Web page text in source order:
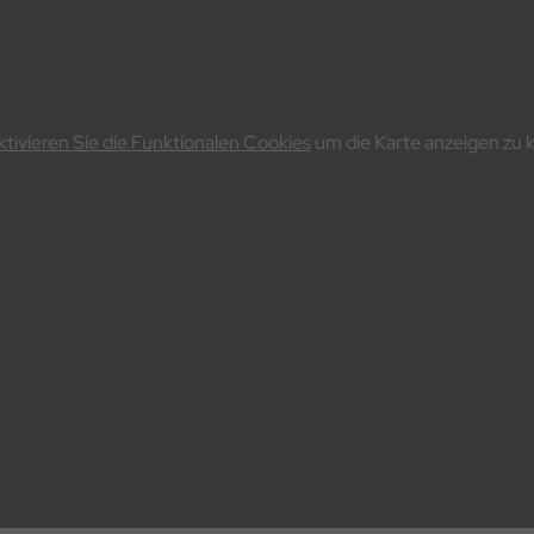
Sie die Funktionalen Cookiesum die Karte anzeigen zu